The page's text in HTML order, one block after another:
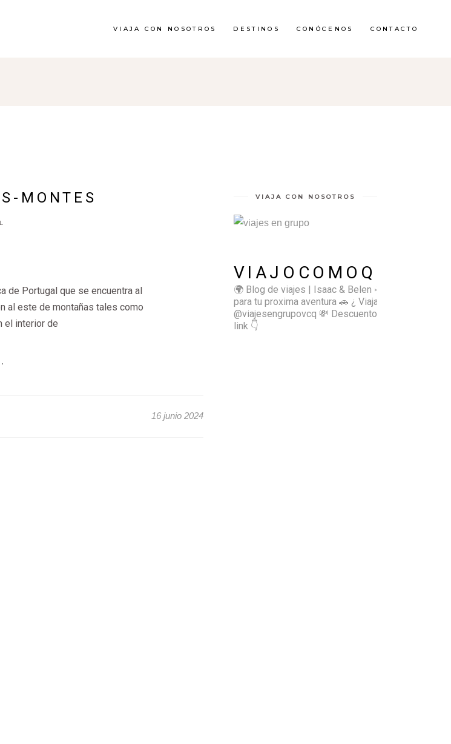
VIAJA CON NOSOTROS DESTINOS CONÓCENOS CONTACTO
MONTES
de Portugal que se encuentra al
al este de montañas tales como
el interior de
16 junio 2024
VIAJA CON NOSOTROS
VIAJOCOMOQUIERO
🌍 Blog de viajes | Isaac & Belen ✈️ Inspírate
para tu proxima aventura 🚗 ¿ Viajas sol@? 👉🏻
@viajesengrupovcq 💸 Descuentos y tips en el
link 👇